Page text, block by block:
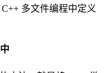
多文件编程中定义